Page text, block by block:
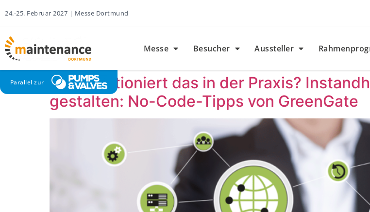
24.-25. Februar 2027 | Messe Dortmund
Messe Besucher Aussteller
Parallel zur
Wie funktioniert das in der Praxis?
gestalten: No-Code-Tipps von GreenGate